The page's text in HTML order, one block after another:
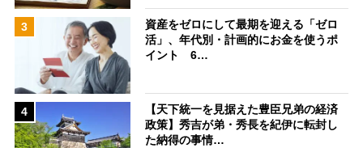
3
資産をゼロにして最期を迎える「ゼロ
活」、年代別・計画的にお金を使うポ
イント 6…
4
【天下統一を見据えた豊臣兄弟の経済
政策】秀吉が弟・秀長を紀伊に転封し
た納得の事情…